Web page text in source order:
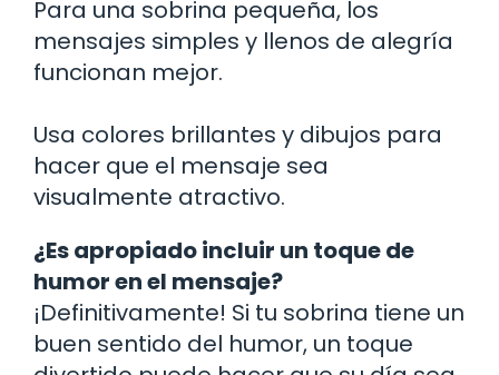
Para una sobrina pequeña, los
mensajes simples y llenos de alegría
funcionan mejor.
Usa colores brillantes y dibujos para
hacer que el mensaje sea
visualmente atractivo.
¿Es apropiado incluir un toque de
humor en el mensaje?
¡Definitivamente! Si tu sobrina tiene un
buen sentido del humor, un toque